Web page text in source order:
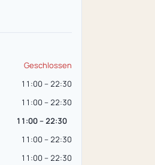
Geschlossen
11:00 – 22:30
11:00 – 22:30
11:00 – 22:30
11:00 – 22:30
11:00 – 22:30